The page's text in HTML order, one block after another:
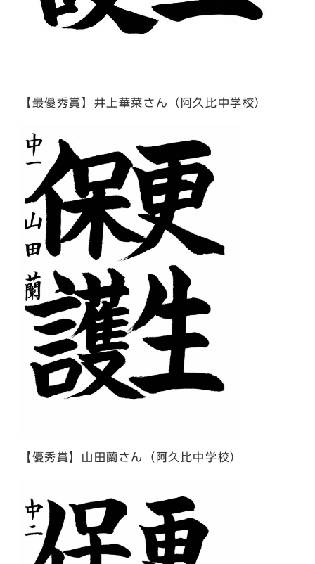
【最優秀賞】井上華菜さん（阿久比中学校）
【優秀賞】山田蘭さん（阿久比中学校）